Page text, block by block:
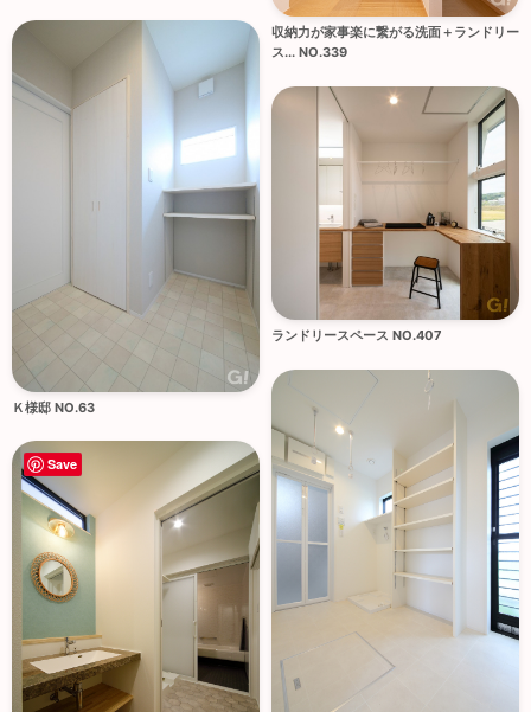
収納力が家事楽に繋がる洗面＋ランドリー
ス... NO.339
Ｋ様邸 NO.63
ランドリースペース NO.407
Save